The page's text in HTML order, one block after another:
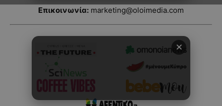
Επικοινωνία: marketing@oloimedia.com
✕